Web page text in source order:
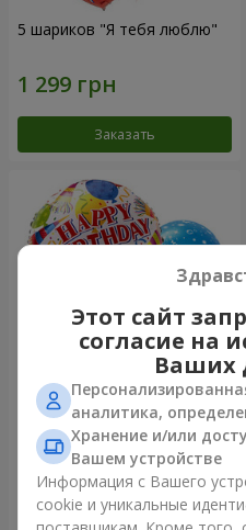
5 шариков "Я тебя люблю"
Заказать
Микс гелиевых шариков
"Поздравление!"
Заказать
Этот сайт
согласие на
Ваших
аналитика,
Хранение и/или
Вашем устройстве
Информация с Вашего
cookie и уникальные